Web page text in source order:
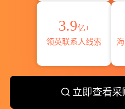
3.9亿+
领英联系人线索
立即查看